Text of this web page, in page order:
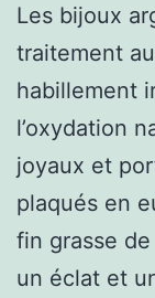
Les bijoux
traitement
habillement
l’oxydation
joyaux et
plaqués en
fin grasse
un éclat et